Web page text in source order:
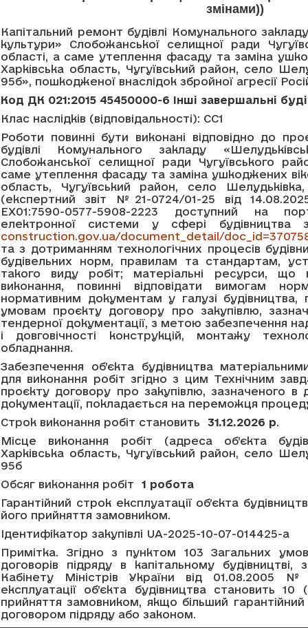
змінами))
Капітальний ремонт будівлі Комунального
культури» Слобожанської селищної ради
області, а саме утеплення фасаду та заміна
Харківська область, Чугуївський район, село
95б», пошкодженої внаслідок збройної агресії
Код ДК 021:2015 45450000-6 Інші завершальні
Клас наслідків (відповідальності): СС1
Роботи повинні бути виконані відповідно до
будівлі Комунального закладу
Слобожанської селищної ради Чугуївського
саме утеплення фасаду та заміна ушкоджених
область, Чугуївський район, село
(експертний звіт №21-0724/01-25 від
ЕХ01:7590-0577-5908-2223 доступний на
електронної системи у сфері
construction.gov.ua/document_detail/
та з дотриманням технологічних процесів
будівельних норм, правилам та стандартам,
такого виду робіт; матеріальні ресурси, що
виконання, повинні відповідати вимогам
нормативним документам у галузі будівництва,
умовам проєкту договору про закупівлю,
тендерної документації, з метою забезпечення
і довговічності конструкцій, монтажу
обладнання.
Забезпечення об’єкта будівництва
для виконання робіт згідно з цим Технічним
проєкту договору про закупівлю, зазначеного
документації, покладається на переможця
Строк виконання робіт становить 31.12.2026 р.
Місце виконання робіт (адреса об’єкта
Харківська область, Чугуївський район, село
95б
Обсяг виконання робіт 1 робота
Гарантійний строк експлуатації об’єкта
його прийняття замовником.
Ідентифікатор закупівлі UA-2025-10-07-014425-a
Примітка. Згідно з пунктом 103 Загальних
договорів підряду в капітальному
Кабінету Міністрів України від 01.08.2005
експлуатації об’єкта будівництва становить
прийняття замовником, якщо більший
договором підряду або законом.